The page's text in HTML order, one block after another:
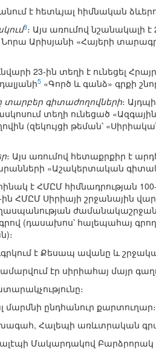
է հետևյալ հիմնական
3։ Այս առումով նշանակալի
Արիսյանի «Հայերի
23-ին տեղի է ունեցել
5 «Գործ և գանձ» գրքի
տարբեր գիտաժողովների։
տեղի ունեցած «Ազգային
(զեկույցի թեման՝
։ Այս առումով հետաքրքիր է
«Աշակերտական
է ՀՄԸՄ հիմնադրության
ՀՄԸՄ Սիրիայի շրջանային
(դասախոս՝ հալեպահայ
է Քեսապ ավանը և շրջակա
էր սիրիահայ մայր
ընդհանուր քարտուղար։
Հալեպի առևտրական
Հալէպի Մակարդակով